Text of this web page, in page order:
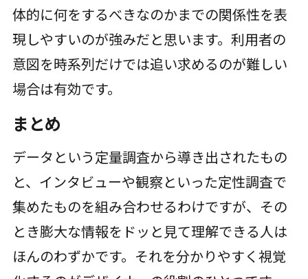
体的に何をするべきなのかまでの関係性を表
現しやすいのが強みだと思います。利用者の
意図を時系列だけでは追い求めるのが難しい
場合は有効です。
まとめ
データという定量調査から導き出されたもの
と、インタビューや観察といった定性調査で
集めたものを組み合わせるわけですが、その
とき膨大な情報をドッと見て理解できる人は
ほんのわずかです。それを分かりやすく視覚